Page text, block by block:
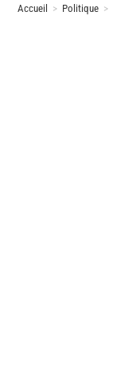
Accueil > Politique >